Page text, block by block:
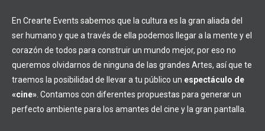
En Crearte Events sabemos que la cultura es la gran aliada del
ser humano y que a través de ella podemos llegar a la mente y el
corazón de todos para construir un mundo mejor, por eso no
queremos olvidarnos de ninguna de las grandes Artes, así que te
traemos la posibilidad de llevar a tu público un espectáculo de
«cine» . Contamos con diferentes propuestas para generar un
perfecto ambiente para los amantes del cine y la gran pantalla.